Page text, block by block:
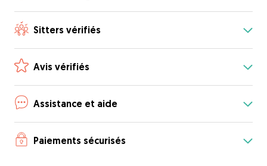
Sitters vérifiés
Avis vérifiés
Assistance et aide
Paiements sécurisés